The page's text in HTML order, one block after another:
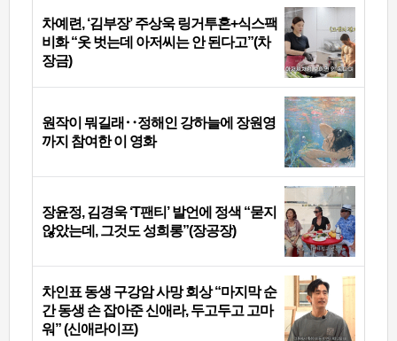
차예련, ‘김부장’ 주상욱 링거투혼+식스팩
비화 “옷 벗는데 아저씨는 안 된다고”(차
장금)
원작이 뭐길래‥정해인 강하늘에 장원영
까지 참여한 이 영화
장윤정, 김경욱 ‘T팬티’ 발언에 정색 “묻지
않았는데, 그것도 성희롱”(장공장)
차인표 동생 구강암 사망 회상 “마지막 순
간 동생 손 잡아준 신애라, 두고두고 고마
워” (신애라이프)